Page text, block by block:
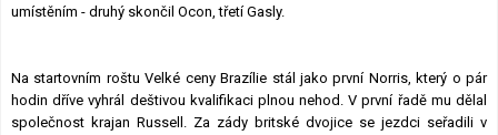
umístěním - druhý skončil Ocon, třetí Gasly.
Na startovním roštu Velké ceny Brazílie stál jako první Norris, který o pár
hodin dříve vyhrál deštivou kvalifikaci plnou nehod. V první řadě mu dělal
společnost krajan Russell. Za zády britské dvojice se jezdci seřadili v